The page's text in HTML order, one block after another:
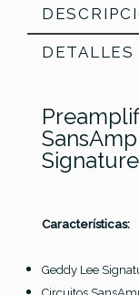
DETALLES
Signature
Características:
Geddy Lee